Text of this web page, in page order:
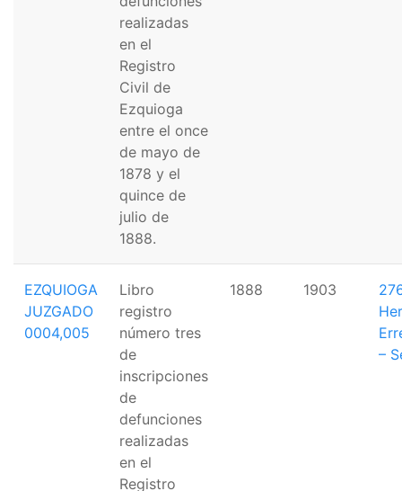
realizadas
en el
Registro
Civil de
Ezquioga
entre el once
de mayo de
1878 y el
quince de
julio de
1888.
EZQUIOGA
JUZGADO
0004,005
Libro
registro
número tres
de
inscripciones
de
defunciones
realizadas
en el
Registro
1888 1903
–